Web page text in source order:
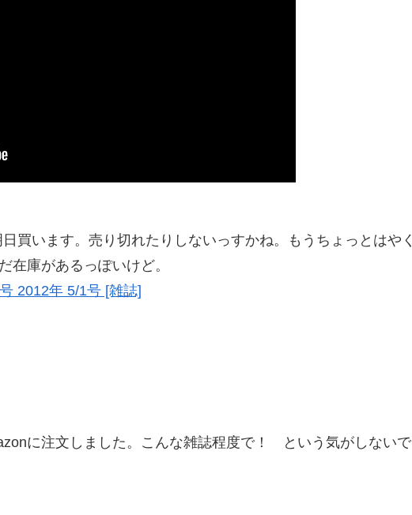
買います。売り切れたりしないっすかね。もうちょっとはやく
在庫があるっぽいけど。
2012年 5/1号 [雑誌]
に注文しました。こんな雑誌程度で！ という気がしないで